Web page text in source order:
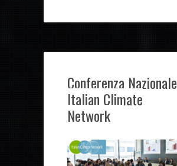
Conferenza Nazionale
Italian Climate
Network